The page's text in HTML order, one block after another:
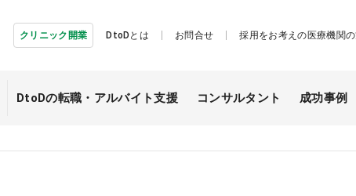
クリニック開業 DtoDとは お問合せ 採用をお考えの医療機関
DtoDの転職・ アルバイト支援 コンサルタント 成功事例